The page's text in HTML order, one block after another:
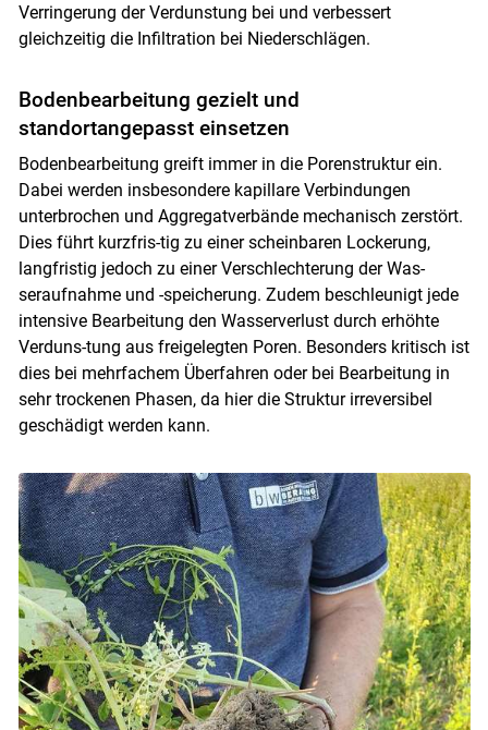
Verringerung der Verdunstung bei und verbessert
gleichzeitig die Infiltration bei Niederschlägen.
Bodenbearbeitung gezielt und
standortangepasst einsetzen
Bodenbearbeitung greift immer in die Porenstruktur ein.
Dabei werden insbesondere kapillare Verbindungen
unterbrochen und Aggregatverbände mechanisch zerstört.
Dies führt kurzfris-tig zu einer scheinbaren Lockerung,
langfristig jedoch zu einer Verschlechterung der Was-
seraufnahme und -speicherung. Zudem beschleunigt jede
intensive Bearbeitung den Wasserverlust durch erhöhte
Verduns-tung aus freigelegten Poren. Besonders kritisch ist
dies bei mehrfachem Überfahren oder bei Bearbeitung in
sehr trockenen Phasen, da hier die Struktur irreversibel
geschädigt werden kann.